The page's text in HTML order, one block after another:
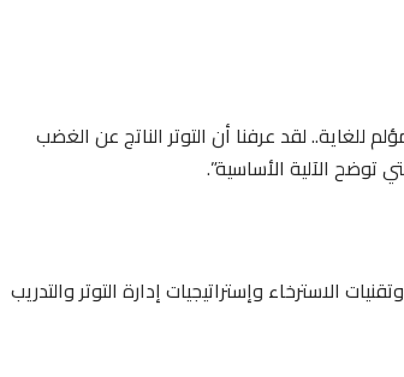
لقد عرفنا أن التوتر الناتج عن الغضب
توضح الآلية الأساسية”.
الاسترخاء وإستراتيجيات إدارة التوتر والتدريب